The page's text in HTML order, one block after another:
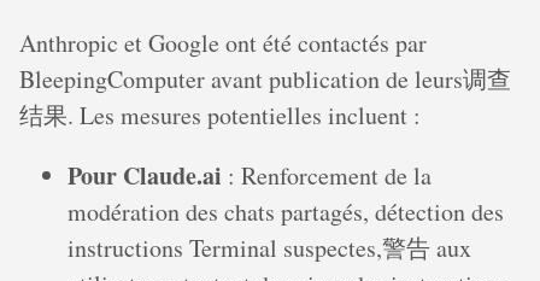
Anthropic et Google ont été contactés par
BleepingComputer avant publication de leurs调查
结果. Les mesures potentielles incluent :
Pour Claude.ai : Renforcement de la
modération des chats partagés, détection des
instructions Terminal suspectes,警告 aux